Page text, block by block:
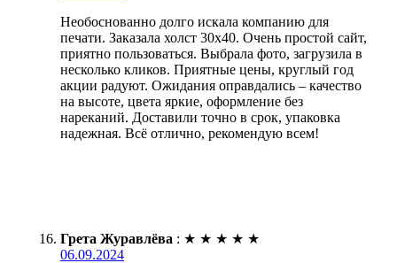
Необоснованно долго искала компанию для
печати. Заказала холст 30х40. Очень простой сайт,
приятно пользоваться. Выбрала фото, загрузила в
несколько кликов. Приятные цены, круглый год
акции радуют. Ожидания оправдались – качество
на высоте, цвета яркие, оформление без
нареканий. Доставили точно в срок, упаковка
надежная. Всё отлично, рекомендую всем!
Грета Журавлёва : ★ ★ ★ ★ ★
06.09.2024